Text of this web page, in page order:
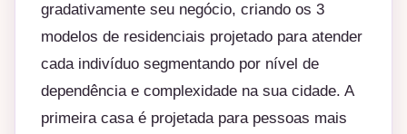
gradativamente seu negócio, criando os 3
modelos de residenciais projetado para atender
cada indivíduo segmentando por nível de
dependência e complexidade na sua cidade. A
primeira casa é projetada para pessoas mais